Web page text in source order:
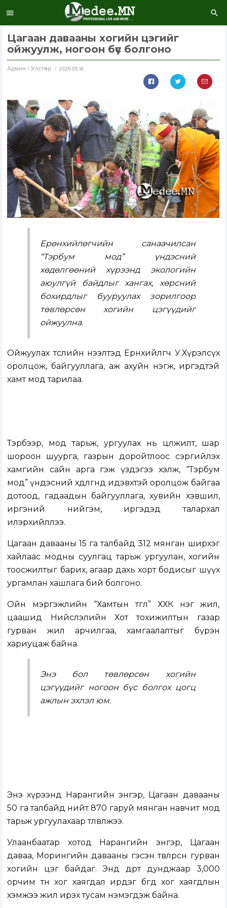
Цагаан давааны хогийн цэгийг
ойжуулж, ногоон бүс болгоно
Aдмин / Улстөр 2026.05.18
Ерөнхийлөгчийн санаачилсан
“Тэрбум мод” үндэсний
хөдөлгөөний хүрээнд экологийн
аюулгүй байдлыг хангах, хөрсний
бохирдлыг бууруулах зорилгоор
төвлөрсөн хогийн цэгүүдийг
ойжуулна.
Ойжуулах төслийн нээлтэд Ерөнхийлөгч У.Хүрэлсүх
оролцож, байгууллага, аж ахуйн нэгж, иргэдтэй
хамт мод тарилаа.
Тэрбээр, мод тарьж, ургуулах нь цөлжилт, шар
шороон шуурга, газрын доройтлоос сэргийлэх
хамгийн сайн арга гэж үздэгээ хэлж, “Тэрбум
мод” үндэсний хөдөлгөөнд идэвхтэй оролцож байгаа
дотоод, гадаадын байгууллага, хувийн хэвшил,
иргэний нийгэм, иргэдэд талархал
илэрхийллээ.
Цагаан давааны 15 га талбайд 312 мянган ширхэг
хайлаас модны суулгац тарьж ургуулан, хогийн
тоосжилтыг барих, агаар дахь хорт бодисыг шүүх
ургамлан хашлага бий болгоно.
Ойн мэргэжлийн “Хамтын төгөл” ХХК нэг жил,
цаашид Нийслэлийн Хот тохижилтын газар
гурван жил арчилгаа, хамгаалалтыг бүрэн
хариуцаж байна.
Энэ бол төвлөрсөн хогийн
цэгүүдийг ногоон бүс болгох цогц
ажлын эхлэл юм.
Энэ хүрээнд Нарангийн энгэр, Цагаан давааны
50 га талбайд нийт 870 гаруй мянган навчит мод
тарьж ургуулахаар төлөвлөжээ.
Улаанбаатар хотод Нарангийн энгэр, Цагаан
даваа, Морингийн давааны гэсэн төвлөрсөн гурван
хогийн цэг байдаг. Энд өдөрт дунджаар 3,000
орчим тн хог хаягдал ирдэг бөгөөд хог хаягдлын
хэмжээ жил ирэх тусам нэмэгдэж байна.